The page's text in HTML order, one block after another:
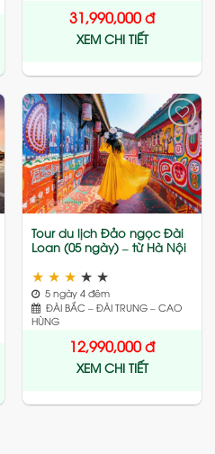
31,990,000đ
XEM CHI TIẾT
Add
to
wishlist
Tour du lịch Đảo ngọc Đài
Loan (05 ngày) – từ Hà Nội
★ ★ ★ ★ ★
5 ngày 4 đêm
ĐÀI BẮC – ĐÀI TRUNG – CAO
HÙNG
12,990,000đ
XEM CHI TIẾT